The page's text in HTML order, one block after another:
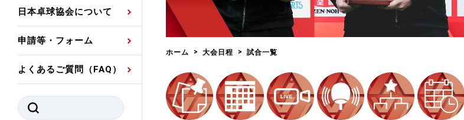
その他
公認メーカー一覧
委員会
指導者養成委員会
競技者育成委員会
日本卓球協会について
ハンドブックデータ
事業計画・事業報告
財務諸表等
JTTAスポーツ団体ガバナ
申請等・フォーム
よくあるご質問（FAQ）
ホーム 大会日程 試合一覧